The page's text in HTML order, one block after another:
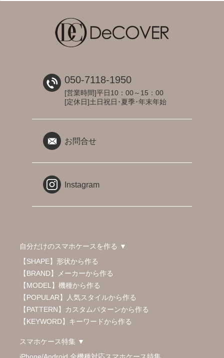
050-7118-1950
[営業時間]平日10：00～15：00
[定休日]土日祝日･夏季･年末年始
お問合せ
Instagram
自分だけのスマホケースを作る ▼
【SHAPE】形状から作る
【BRAND】メーカーから作る
【MODEL】機種から作る
【POPULAR】人気スタイルから作る
【PATTERN】カスタムパターンから作る
【KEYWORD】キーワードから作る
スマホケース特集 ▼